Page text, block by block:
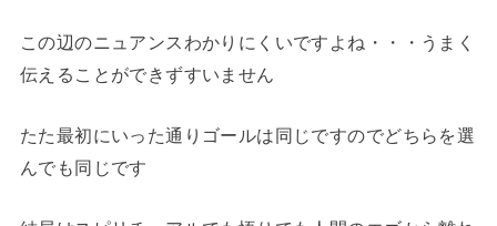
この辺のニュアンスわかりにくいですよね・・・うまく
伝えることができずすいません
たた最初にいった通りゴールは同じですのでどちらを選
んでも同じです